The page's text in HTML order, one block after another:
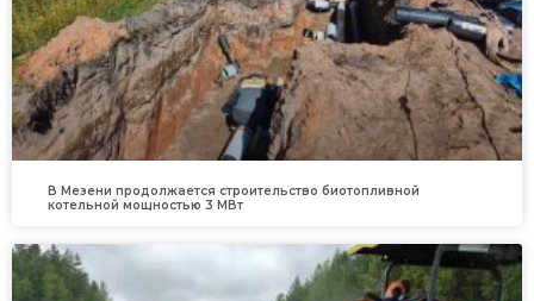
В Мезени продолжается строительство биотопливной
котельной мощностью 3 МВт